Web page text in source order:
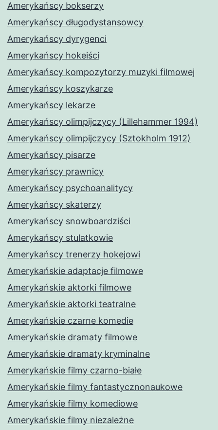
Amerykańscy bokserzy
Amerykańscy długodystansowcy
Amerykańscy dyrygenci
Amerykańscy hokeiści
Amerykańscy kompozytorzy muzyki filmowej
Amerykańscy koszykarze
Amerykańscy lekarze
Amerykańscy olimpijczycy (Lillehammer 1994)
Amerykańscy olimpijczycy (Sztokholm 1912)
Amerykańscy pisarze
Amerykańscy prawnicy
Amerykańscy psychoanalitycy
Amerykańscy skaterzy
Amerykańscy snowboardziści
Amerykańscy stulatkowie
Amerykańscy trenerzy hokejowi
Amerykańskie adaptacje filmowe
Amerykańskie aktorki filmowe
Amerykańskie aktorki teatralne
Amerykańskie czarne komedie
Amerykańskie dramaty filmowe
Amerykańskie dramaty kryminalne
Amerykańskie filmy czarno-białe
Amerykańskie filmy fantastycznonaukowe
Amerykańskie filmy komediowe
Amerykańskie filmy niezależne